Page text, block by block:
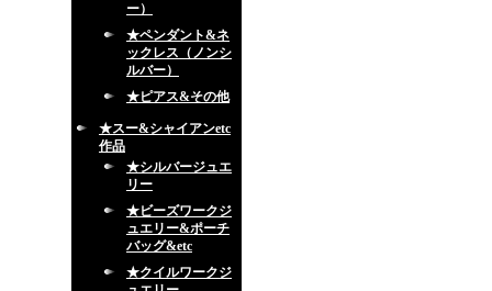
ー）
★ペンダント&ネ
ックレス（ノンシ
ルバー）
★ピアス&その他
★スー&シャイアンetc
作品
★シルバージュエ
リー
★ビーズワークジ
ュエリー&ポーチ
バッグ&etc
★クイルワークジ